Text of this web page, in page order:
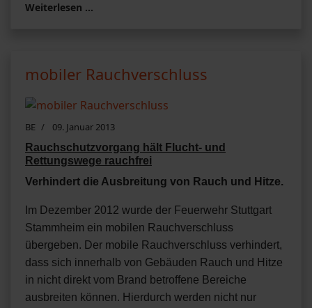
Weiterlesen …
mobiler Rauchverschluss
BE 09. Januar 2013
Rauchschutzvorgang hält Flucht- und
Rettungswege rauchfrei
Verhindert die Ausbreitung von Rauch und Hitze.
Im Dezember 2012 wurde der Feuerwehr Stuttgart
Stammheim ein mobilen Rauchverschluss
übergeben. Der mobile Rauchverschluss verhindert,
dass sich innerhalb von Gebäuden Rauch und Hitze
in nicht direkt vom Brand betroffene Bereiche
ausbreiten können. Hierdurch werden nicht nur